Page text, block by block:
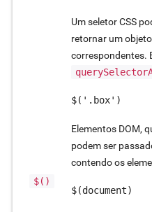
$()
Um seletor CSS
retornar um
correspondentes.
$('.box')
Elementos DOM,
podem ser
contendo os
$(document)